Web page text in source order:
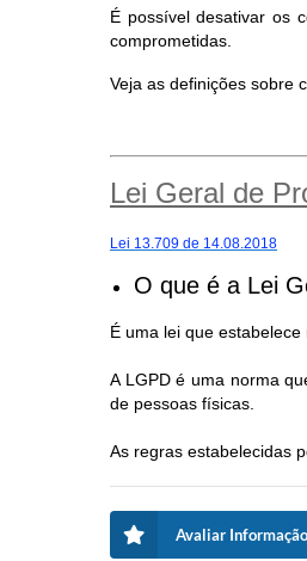
É possível desativar os
comprometidas.
Veja as definições sobre
Lei Geral de
Lei 13.709 de 14.08.2018
O que é a Lei
É uma lei que
A LGPD é uma norma
de pessoas físicas.
As regras estabelecidas
Avaliar Informação